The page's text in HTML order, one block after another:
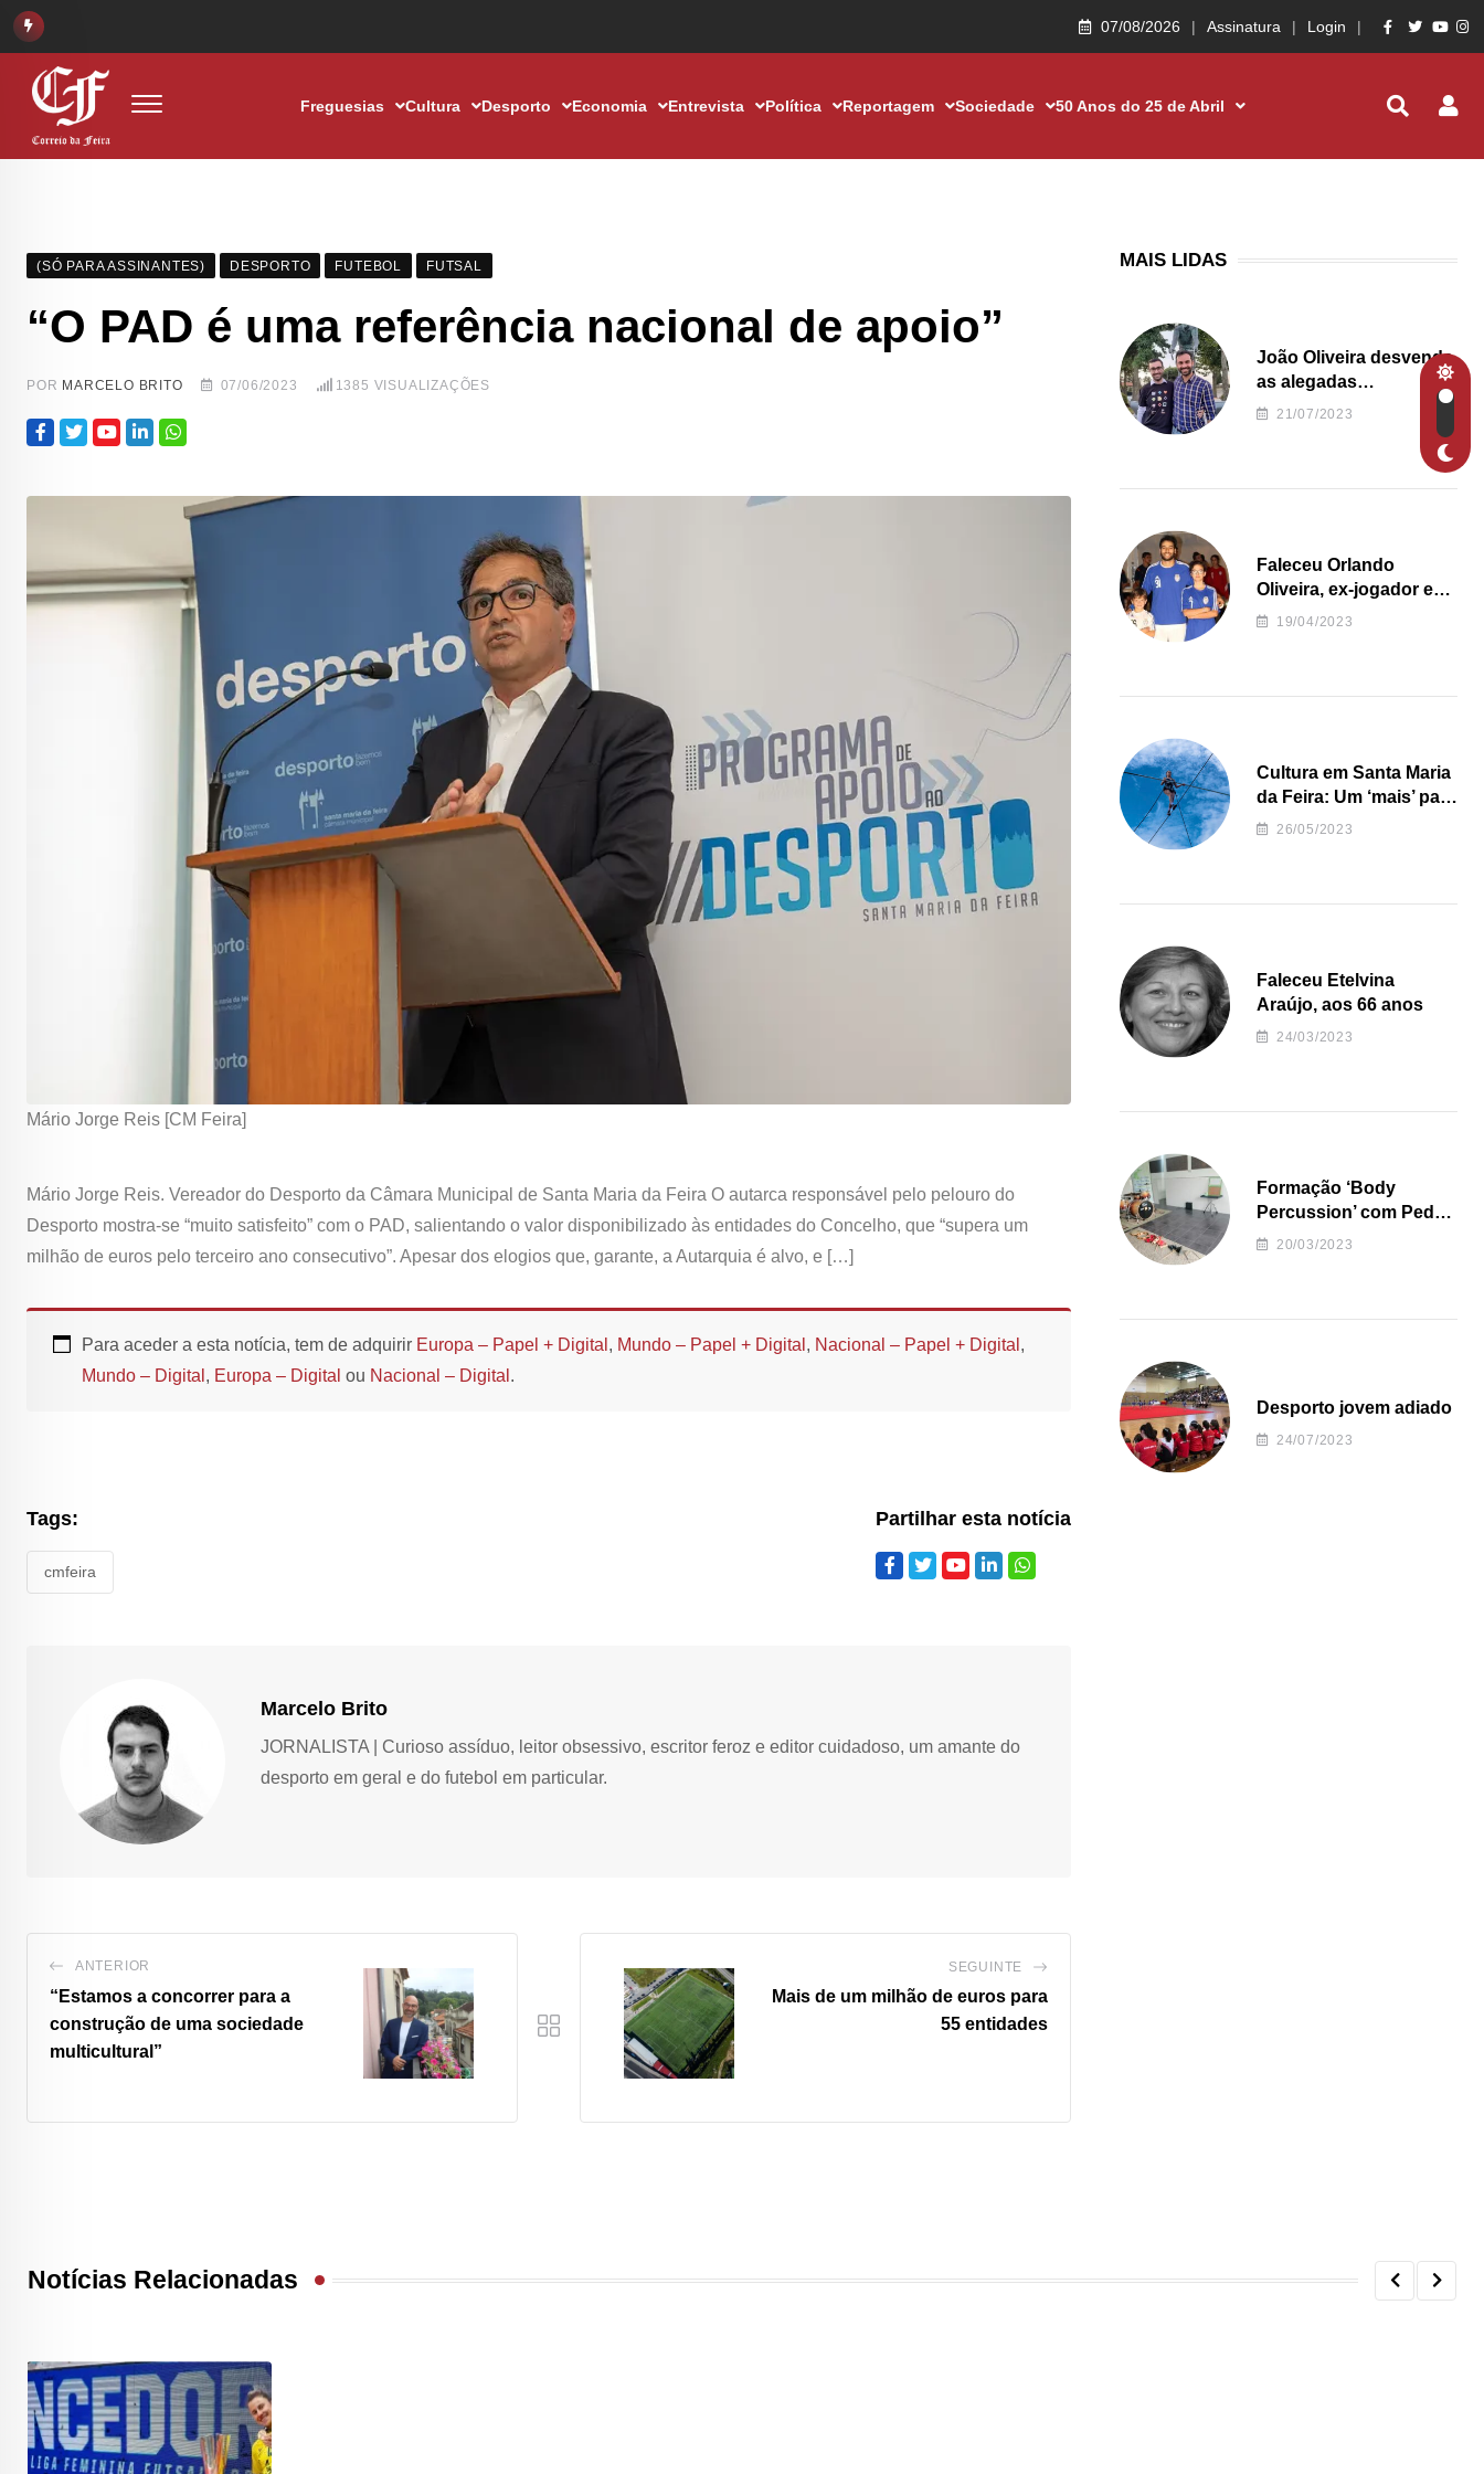
07/08/2026 Assinatura Login
Freguesias Cultura Desporto Economia Entrevista Política Reportagem Sociedade 50 Anos do 25 de Abril
(SÓ PARA ASSINANTES) DESPORTO FUTEBOL FUTSAL
“O PAD é uma referência nacional de apoio”
POR MARCELO BRITO 07/06/2023 1385 VISUALIZAÇÕES
Mário Jorge Reis [CM Feira]
Mário Jorge Reis. Vereador do Desporto da Câmara Municipal de Santa Maria da Feira O autarca responsável pelo pelouro do
Desporto mostra-se “muito satisfeito” com o PAD, salientando o valor disponibilizado às entidades do Concelho, que “supera um
milhão de euros pelo terceiro ano consecutivo”. Apesar dos elogios que, garante, a Autarquia é alvo, e […]
Para aceder a esta notícia, tem de adquirir Europa – Papel + Digital , Mundo – Papel + Digital , Nacional – Papel + Digital ,
Mundo – Digital , Europa – Digital ou Nacional – Digital .
Tags:
cmfeira
Partilhar esta notícia
Marcelo Brito
JORNALISTA | Curioso assíduo, leitor obsessivo, escritor feroz e editor cuidadoso, um amante do
desporto em geral e do futebol em particular.
ANTERIOR
“Estamos a concorrer para a
construção de uma sociedade
multicultural ”
SEGUINTE
Mais de um milhão de euros para
55 entidades
MAIS LIDAS
João Oliveira desvenda
as alegadas
irregularidades da
Junta de Freguesia S.
21/07/2023
Faleceu Orlando
Oliveira, ex-jogador e
treinador da formação
19/04/2023
Cultura em Santa Maria
da Feira: Um ‘mais’ para
o Concelho
26/05/2023
Faleceu Etelvina
Araújo, aos 66 anos
24/03/2023
Formação ‘Body
Percussion’ com Pedro
Almeida
20/03/2023
Desporto jovem adiado
24/07/2023
Notícias Relacionadas